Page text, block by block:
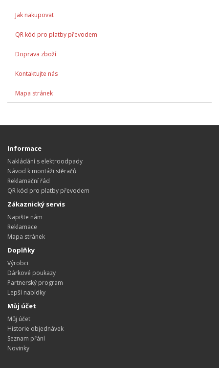
Jak nakupovat
QR kód pro platby převodem
Doprava zboží
Kontaktujte nás
Mapa stránek
Informace
Nakládání s elektroodpady
Návod k montáži stěračů
Reklamační řád
QR kód pro platby převodem
Zákaznický servis
Napište nám
Reklamace
Mapa stránek
Doplňky
Výrobci
Dárkové poukazy
Partnerský program
Lepší nabídky
Můj účet
Můj účet
Historie objednávek
Seznam přání
Novinky